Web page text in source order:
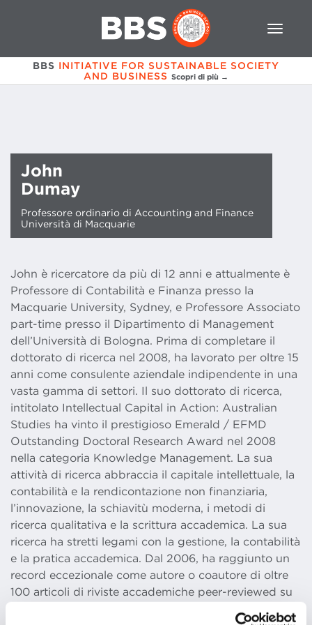
BBS INITIATIVE FOR SUSTAINABLE SOCIETY
AND BUSINESS Scopri di più →
John
Dumay
Professore ordinario di Accounting and Finance
Università di Macquarie
John è ricercatore da più di 12 anni e attualmente è
Professore di Contabilità e Finanza presso la
Macquarie University, Sydney, e Professore Associato
part-time presso il Dipartimento di Management
dell’Università di Bologna. Prima di completare il
dottorato di ricerca nel 2008, ha lavorato per oltre 15
anni come consulente aziendale indipendente in una
vasta gamma di settori. Il suo dottorato di ricerca,
intitolato Intellectual Capital in Action: Australian
Studies ha vinto il prestigioso Emerald / EFMD
Outstanding Doctoral Research Award nel 2008
nella categoria Knowledge Management. La sua
attività di ricerca abbraccia il capitale intellettuale, la
contabilità e la rendicontazione non finanziaria,
l’innovazione, la schiavitù moderna, i metodi di
ricerca qualitativa e la scrittura accademica. La sua
ricerca ha stretti legami con la gestione, la contabilità
e la pratica accademica. Dal 2006, ha raggiunto un
record eccezionale come autore o coautore di oltre
100 articoli di riviste accademiche peer-reviewed su
riviste prestigiose, come The Journal of Business